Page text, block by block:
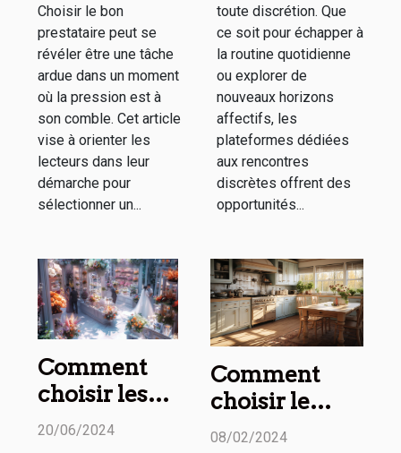
Choisir le bon
prestataire peut se
révéler être une tâche
ardue dans un moment
où la pression est à
son comble. Cet article
vise à orienter les
lecteurs dans leur
démarche pour
sélectionner un...
toute discrétion. Que
ce soit pour échapper à
la routine quotidienne
ou explorer de
nouveaux horizons
affectifs, les
plateformes dédiées
aux rencontres
discrètes offrent des
opportunités...
Comment
choisir les
meilleurs
20/06/2024
Comment
choisir le
tapis de
08/02/2024